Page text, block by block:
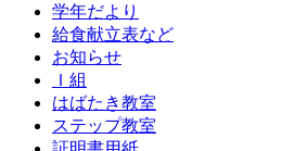
学年だより
給食献立表など
お知らせ
Ｉ組
はばたき教室
ステップ教室